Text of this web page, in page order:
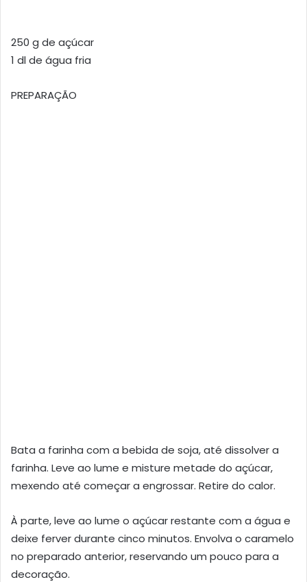
250 g de açúcar
1 dl de água fria
PREPARAÇÃO
Bata a farinha com a bebida de soja, até dissolver a
farinha. Leve ao lume e misture metade do açúcar,
mexendo até começar a engrossar. Retire do calor.
À parte, leve ao lume o açúcar restante com a água e
deixe ferver durante cinco minutos. Envolva o caramelo
no preparado anterior, reservando um pouco para a
decoração.